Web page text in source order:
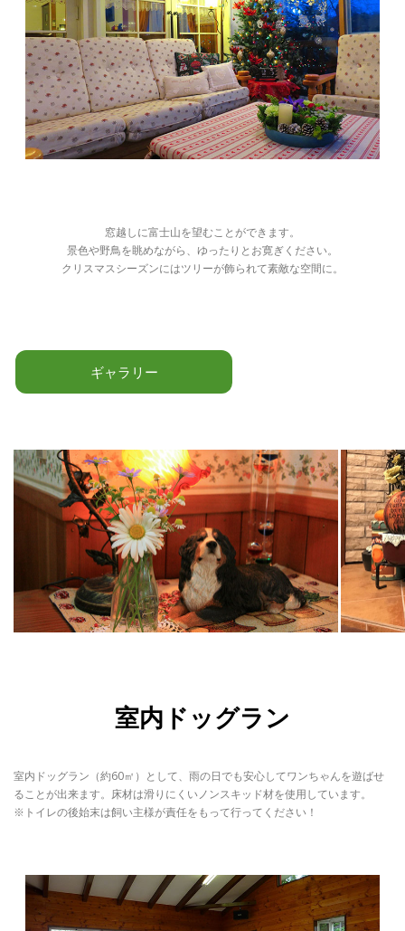
窓越しに富士山を望むことができます。
景色や野鳥を眺めながら、ゆったりとお寛ぎください。
クリスマスシーズンにはツリーが飾られて素敵な空間に。
ギャラリー
室内ドッグラン
室内ドッグラン（約60㎡）として、雨の日でも安心してワンちゃんを遊ばせ
ることが出来ます。床材は滑りにくいノンスキッド材を使用しています。
※トイレの後始末は飼い主様が責任をもって行ってください！